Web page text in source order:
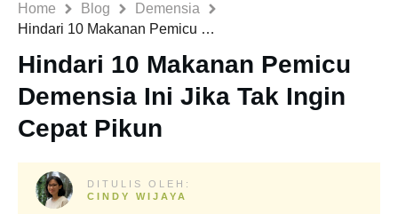
Home Blog
Demensia
Hindari 10 Makanan Pemicu Demensia Ini Jika Tak Ingin Cepat Pikun
Hindari 10 Makanan Pemicu
Demensia Ini Jika Tak Ingin
Cepat Pikun
DITULIS OLEH:
CINDY WIJAYA